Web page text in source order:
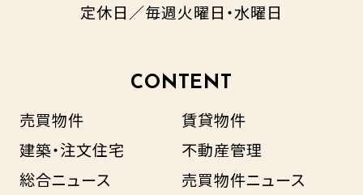
定休日／毎週火曜日・水曜日
CONTENT
売買物件
賃貸物件
建築・注文住宅
不動産管理
総合ニュース
売買物件ニュース